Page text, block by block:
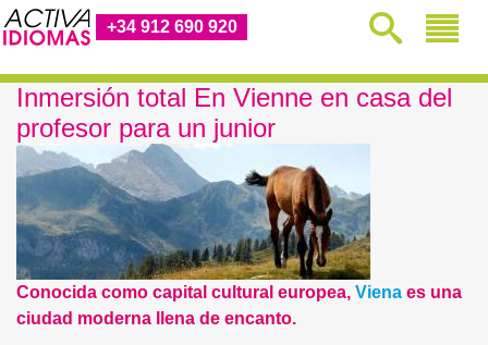
+34 912 690 920
Inmersión total En Vienne en casa del
profesor para un junior
Conocida como capital cultural europea, Viena es una
ciudad moderna llena de encanto.